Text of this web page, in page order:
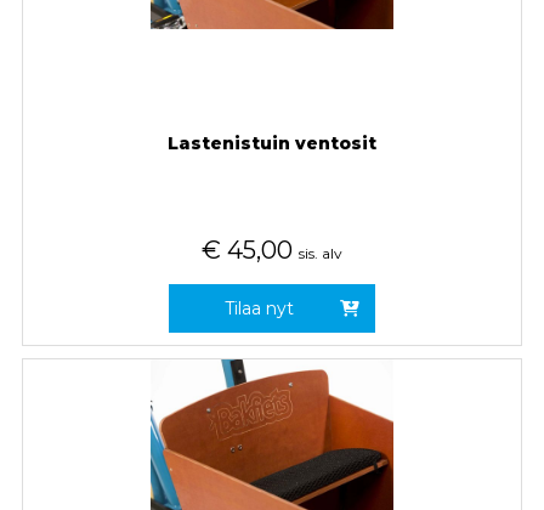
Lastenistuin ventosit
€ 45,00 sis. alv
Tilaa nyt